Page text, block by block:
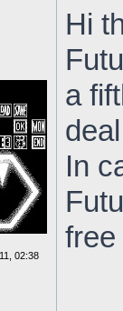
02:38
Hi
a
In
free